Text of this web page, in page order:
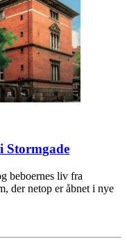
Stormgade
beboernes liv fra
der netop er åbnet i nye